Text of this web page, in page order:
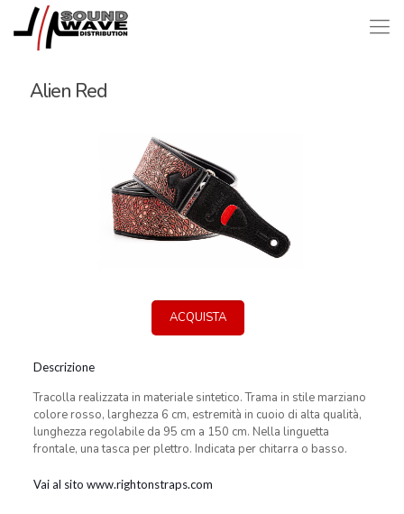
Alien Red
ACQUISTA
Descrizione
Tracolla realizzata in materiale sintetico. Trama in stile marziano
colore rosso, larghezza 6 cm, estremità in cuoio di alta qualità,
lunghezza regolabile da 95 cm a 150 cm. Nella linguetta
frontale, una tasca per plettro. Indicata per chitarra o basso.
Vai al sito www.rightonstraps.com